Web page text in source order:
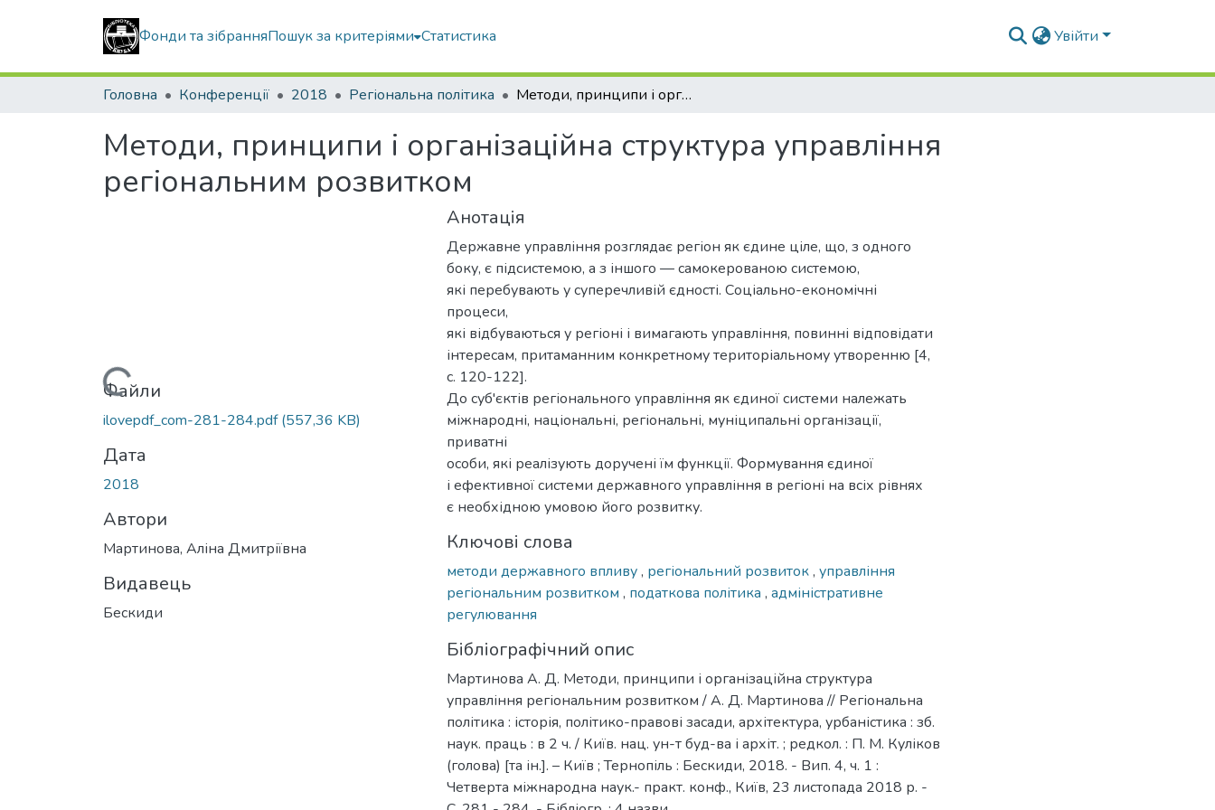
Фонди та зібранняПошук за критеріями Статистика Увійти
Головна Конференції 2018 Регіональна політика Методи, принципи і організаційна структура управління регіональним розвитком
Методи, принципи і організаційна структура управління
регіональним розвитком
Вантажиться...
Файли
ilovepdf_com-281-284.pdf(557,36 KB)
Дата
2018
Автори
Мартинова, Аліна Дмитріївна
Видавець
Бескиди
Анотація
Державне управління розглядає регіон як єдине ціле, що, з одного
боку, є підсистемою, а з іншого — самокерованою системою,
які перебувають у суперечливій єдності. Соціально-економічні
процеси,
які відбуваються у регіоні і вимагають управління, повинні відповідати
інтересам, притаманним конкретному територіальному утворенню [4,
c. 120-122].
До суб'єктів регіонального управління як єдиної системи належать
міжнародні, національні, регіональні, муніципальні організації,
приватні
особи, які реалізують доручені їм функції. Формування єдиної
і ефективної системи державного управління в регіоні на всіх рівнях
є необхідною умовою його розвитку.
Ключові слова
методи державного впливу, регіональний розвиток, управління
регіональним розвитком , податкова політика , адміністративне
регулювання
Бібліографічний опис
Мартинова А. Д. Методи, принципи і організаційна структура
управління регіональним розвитком / А. Д. Мартинова // Регіональна
політика : історія, політико-правові засади, архітектура, урбаністика : зб.
наук. праць : в 2 ч. / Київ. нац. ун-т буд-ва і архіт. ; редкол. : П. М. Куліков
(голова) [та ін.]. – Київ ; Тернопіль : Бескиди, 2018. - Вип. 4, ч. 1 :
Четверта міжнародна наук.- практ. конф., Київ, 23 листопада 2018 р. -